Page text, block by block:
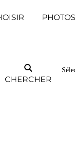
CHERCHER